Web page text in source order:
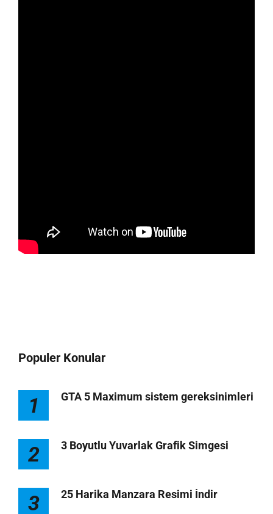
Populer Konular
1 GTA 5 Maximum sistem gereksinimleri
2 3 Boyutlu Yuvarlak Grafik Simgesi
3 25 Harika Manzara Resimi İndir